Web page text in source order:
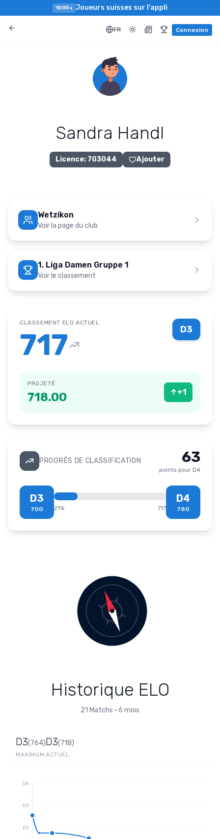
1000+ Joueurs suisses sur l'appli
FR Connexion
Sandra Handl
Licence: 703044 Ajouter
Wetzikon
Voir la page du club
1. Liga Damen Gruppe 1
Voir le classement
D3
CLASSEMENT ELO ACTUEL
717
PROJETÉ
718.00 ↑+1
PROGRÈS DE CLASSIFICATION 63
points pour D4
D3
700 21% 717
D4
780
Historique ELO
21 Matchs • 6 mois
D3(764)
MAXIMUM
D3(718)
ACTUEL
D3
D3
D4